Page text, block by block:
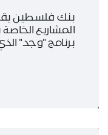
بنك فلسطين
المشاريع
برنامج "وجد"